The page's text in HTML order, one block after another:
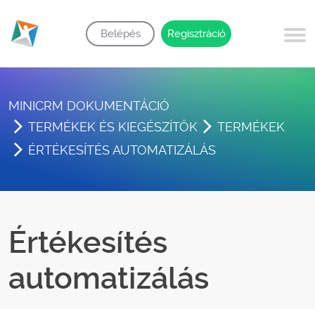
Belépés Regisztráció
MINICRM DOKUMENTÁCIÓ
TERMÉKEK ÉS KIEGÉSZÍTŐK
TERMÉKEK
ÉRTÉKESÍTÉS AUTOMATIZÁLÁS
Értékesítés
automatizálás